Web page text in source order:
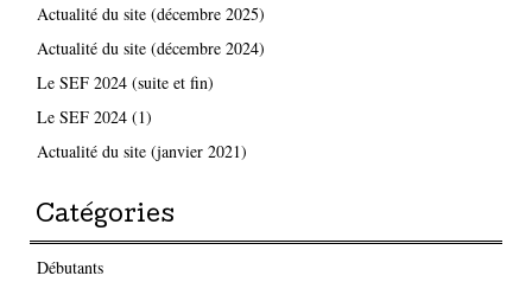
Actualité du site (décembre 2025)
Actualité du site (décembre 2024)
Le SEF 2024 (suite et fin)
Le SEF 2024 (1)
Actualité du site (janvier 2021)
Catégories
Débutants